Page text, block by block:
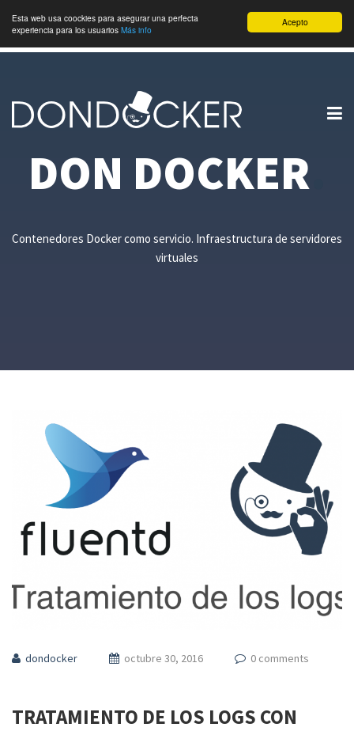
Acepto
Esta web usa coockies para asegurar una perfecta
experiencia para los usuarios Más info
DON DOCKER
Contenedores Docker como servicio. Infraestructura de servidores
virtuales
dondocker octubre 30, 2016 0 comments
TRATAMIENTO DE LOS LOGS CON